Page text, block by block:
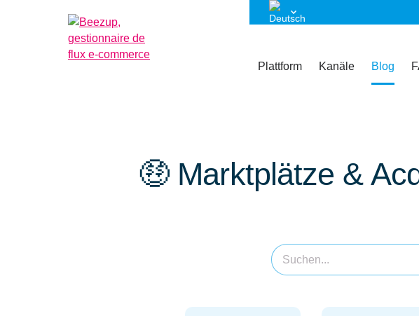
Plattform Kanäle Blog
🤑 Marktplätze &